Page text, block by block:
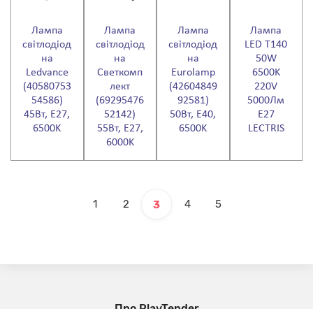
Лампа
світлодіод
на
Ledvance
(40580753
54586)
45Вт, E27,
6500K
Лампа
світлодіод
на
Светкомп
лект
(69295476
52142)
55Вт, E27,
6000K
Лампа
світлодіод
на
Eurolamp
(42604849
92581)
50Вт, E40,
6500K
Лампа
LED T140
50W
6500K
220V
5000Лм
E27
LECTRIS
1 2 3 4 5